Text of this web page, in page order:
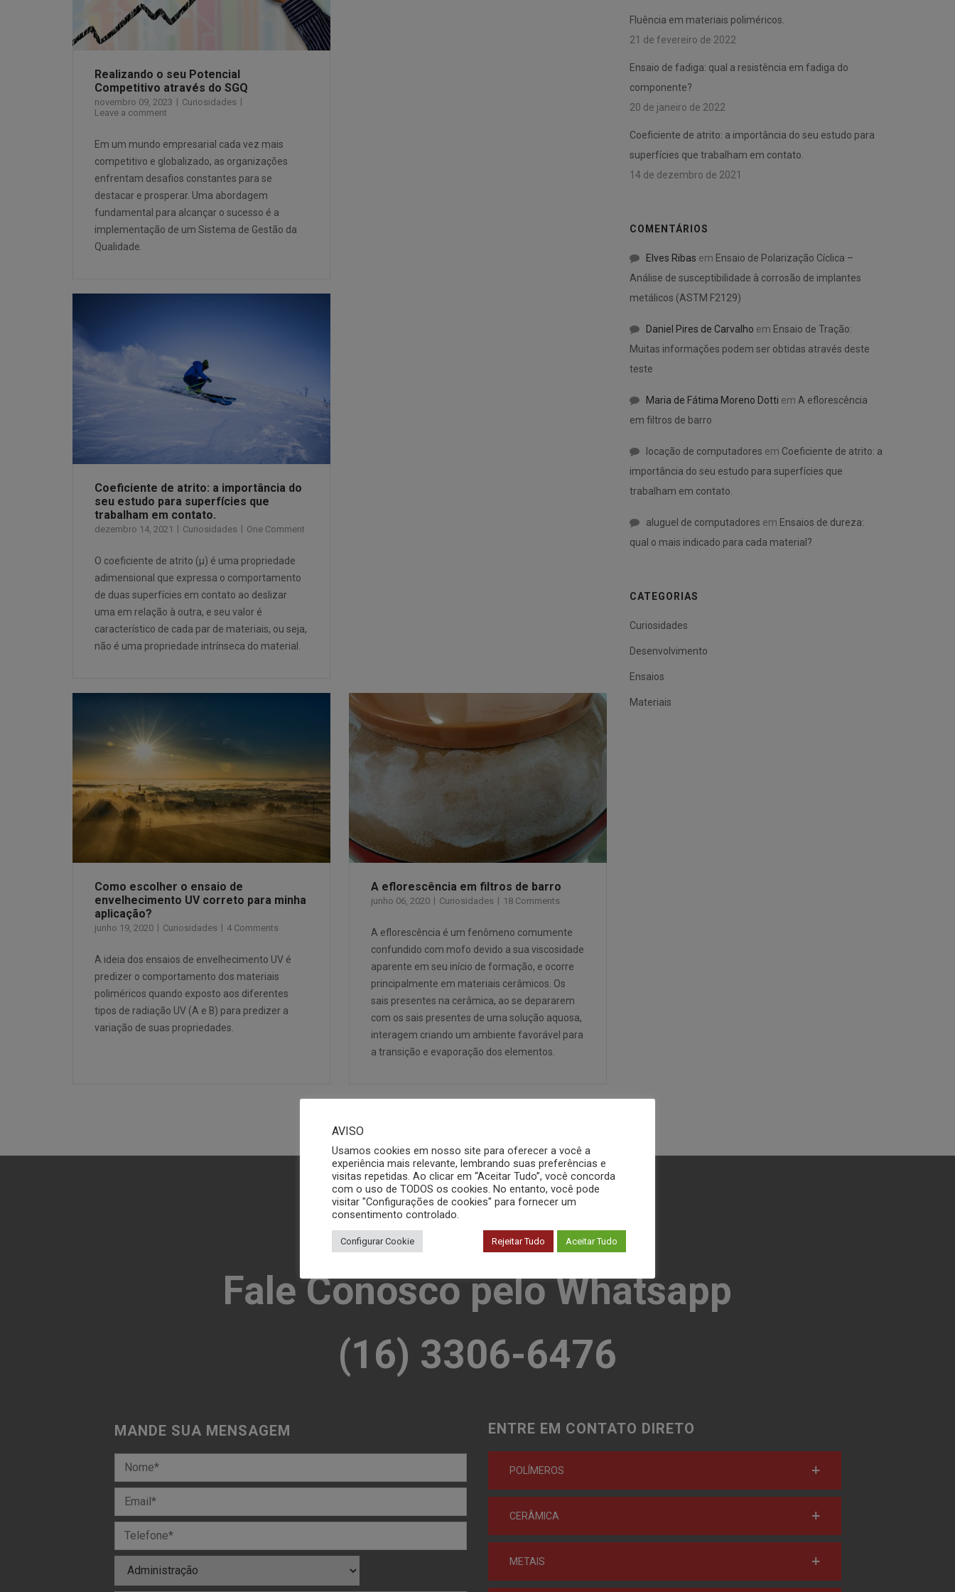
Realizando o seu Potencial
Competitivo através do SGQ
novembro 09, 2023
Curiosidades
Leave a comment
Em um mundo empresarial cada vez mais
competitivo e globalizado, as organizações
enfrentam desafios constantes para se
destacar e prosperar. Uma abordagem
fundamental para alcançar o sucesso é a
implementação de um Sistema de Gestão da
Qualidade.
Coeficiente de atrito: a importância do
seu estudo para superfícies que
trabalham em contato.
dezembro 14, 2021 Curiosidades One Comment
O coeficiente de atrito (µ) é uma propriedade
adimensional que expressa o comportamento
de duas superfícies em contato ao deslizar
uma em relação à outra, e seu valor é
característico de cada par de materiais, ou seja,
não é uma propriedade intrínseca do material.
Como escolher o ensaio de
envelhecimento UV correto para minha
aplicação?
junho 19, 2020 Curiosidades 4 Comments
A ideia dos ensaios de envelhecimento UV é
predizer o comportamento dos materiais
poliméricos quando exposto aos diferentes
tipos de radiação UV (A e B) para predizer a
variação de suas propriedades.
A eflorescência em filtros de barro
junho 06, 2020 Curiosidades 18 Comments
A eflorescência é um fenômeno comumente
confundido com mofo devido a sua viscosidade
aparente em seu início de formação, e ocorre
principalmente em materiais cerâmicos. Os
sais presentes na cerâmica, ao se depararem
com os sais presentes de uma solução aquosa,
interagem criando um ambiente favorável para
a transição e evaporação dos elementos.
Fluência em materiais poliméricos.
21 de fevereiro de 2022
Ensaio de fadiga: qual a resistência em fadiga do
componente?
20 de janeiro de 2022
Coeficiente de atrito: a importância do seu estudo para
superfícies que trabalham em contato.
14 de dezembro de 2021
COMENTÁRIOS
Elves Ribas em Ensaio de Polarização Cíclica –
Análise de susceptibilidade à corrosão de implantes
metálicos (ASTM F2129)
Daniel Pires de Carvalho em Ensaio de Tração:
Muitas informações podem ser obtidas através deste
teste
Maria de Fátima Moreno Dotti em A eflorescência
em filtros de barro
locação de computadores em Coeficiente de atrito: a
importância do seu estudo para superfícies que
trabalham em contato.
aluguel de computadores em Ensaios de dureza:
qual o mais indicado para cada material?
CATEGORIAS
Curiosidades
Desenvolvimento
Ensaios
Materiais
Fale Conosco pelo Whatsapp
(16) 3306-6476
MANDE SUA MENSAGEM ENTRE EM CONTATO DIRETO
POLÍMEROS
CERÂMICA
METAIS
AVISO
Usamos cookies em nosso site para oferecer a você a
experiência mais relevante, lembrando suas preferências e
visitas repetidas. Ao clicar em “Aceitar Tudo”, você concorda
com o uso de TODOS os cookies. No entanto, você pode
visitar "Configurações de cookies" para fornecer um
consentimento controlado.
Configurar Cookie Rejeitar Tudo Aceitar Tudo